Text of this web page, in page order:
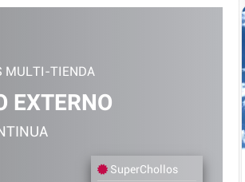
MULTI-TIENDA
EXTERNO
SuperChollos